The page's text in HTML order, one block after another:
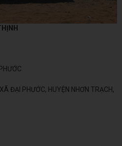
ĐẠI PHƯỚC, HUYỆN NHƠN TRẠCH,